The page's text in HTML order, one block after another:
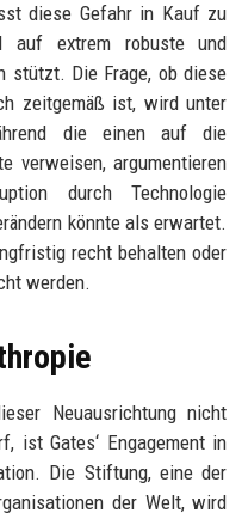
diese Gefahr in Kauf zu
auf extrem robuste und
stützt. Die Frage, ob diese
zeitgemäß ist, wird unter
die einen auf die
verweisen, argumentieren
durch Technologie
könnte als erwartet.
recht behalten oder
werden.
Neuausrichtung nicht
ist Gates‘ Engagement in
Die Stiftung, eine der
der Welt, wird